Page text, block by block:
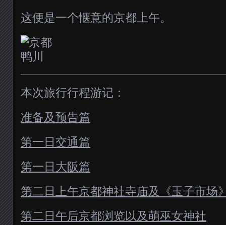
这便是一个惬意的京都上午。
本次旅行行程游记：
准备及预告篇
第一日交通篇
第一日大阪篇
第二日上午京都神社寺庙及《玉子市场
第二日午后京都浏览以及萌巫女神社